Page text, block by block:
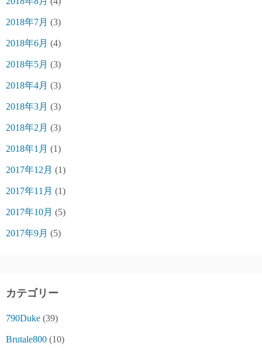
2018年7月 (3)
2018年6月 (4)
2018年5月 (3)
2018年4月 (3)
2018年3月 (3)
2018年2月 (3)
2018年1月 (1)
2017年12月 (1)
2017年11月 (1)
2017年10月 (5)
2017年9月 (5)
カテゴリー
790Duke (39)
Brutale800 (10)